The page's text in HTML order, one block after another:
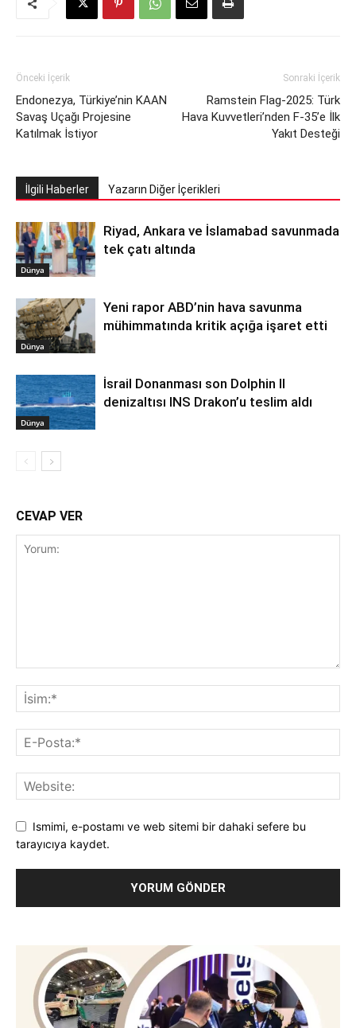
Önceki İçerik
Endonezya, Türkiye’nin KAAN
Savaş Uçağı Projesine
Katılmak İstiyor
Sonraki İçerik
Ramstein Flag-2025: Türk
Hava Kuvvetleri’nden F-35’e İlk
Yakıt Desteği
İlgili Haberler Yazarın Diğer İçerikleri
Dünya
Riyad, Ankara ve İslamabad savunmada
tek çatı altında
Dünya
Yeni rapor ABD’nin hava savunma
mühimmatında kritik açığa işaret etti
Dünya
İsrail Donanması son Dolphin II
denizaltısı INS Drakon’u teslim aldı
CEVAP VER
Ismimi, e-postamı ve web sitemi bir dahaki sefere bu
tarayıcıya kaydet.